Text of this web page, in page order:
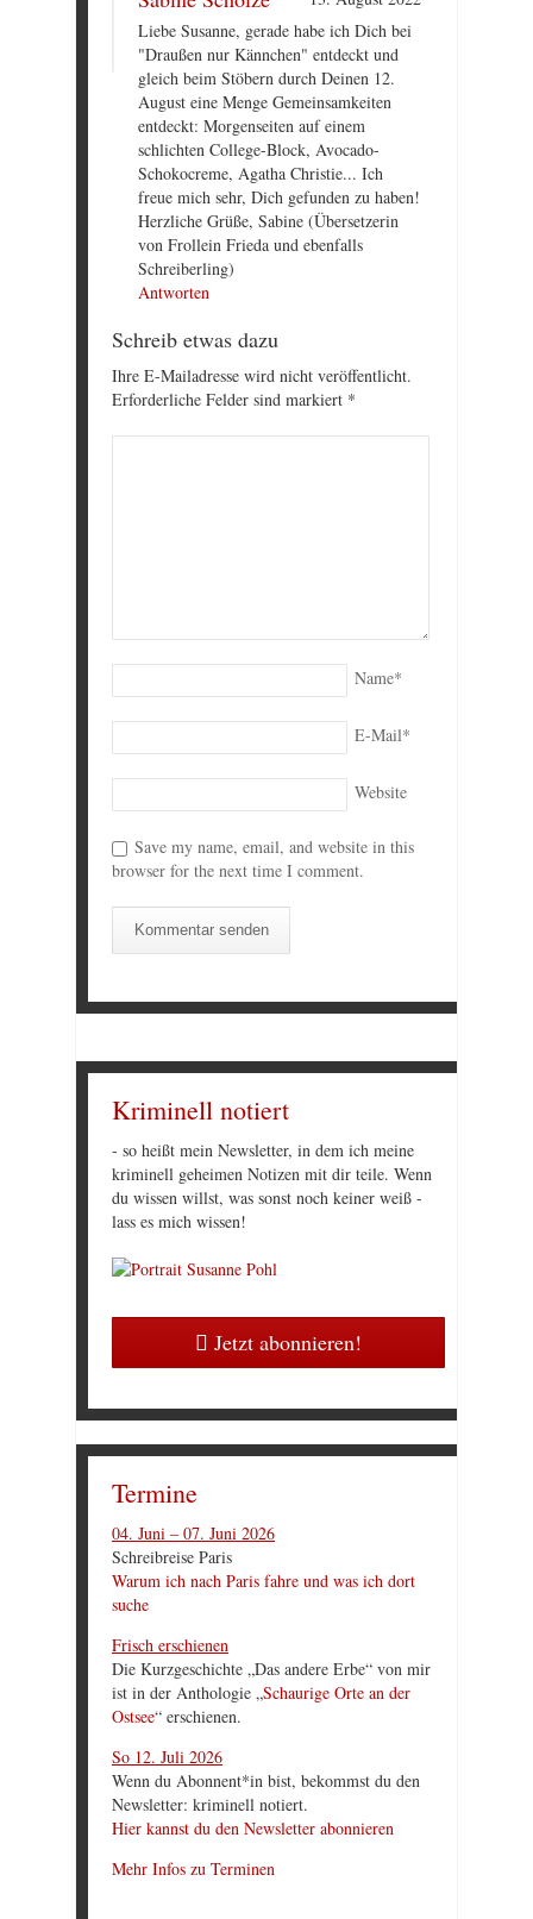
Liebe Susanne, gerade habe ich Dich bei
"Draußen nur Kännchen" entdeckt und
gleich beim Stöbern durch Deinen 12.
August eine Menge Gemeinsamkeiten
entdeckt: Morgenseiten auf einem
schlichten College-Block, Avocado-
Schokocreme, Agatha Christie... Ich
freue mich sehr, Dich gefunden zu haben!
Herzliche Grüße, Sabine (Übersetzerin
von Frollein Frieda und ebenfalls
Schreiberling)
Antworten
Schreib etwas dazu
Ihre E-Mailadresse wird nicht veröffentlicht.
Erforderliche Felder sind markiert *
Name*
E-Mail*
Website
Save my name, email, and website in this
browser for the next time I comment.
Kriminell notiert
- so heißt mein Newsletter, in dem ich meine
kriminell geheimen Notizen mit dir teile. Wenn
du wissen willst, was sonst noch keiner weiß -
lass es mich wissen!
Jetzt abonnieren!
Termine
04. Juni – 07. Juni 2026
Schreibreise Paris
Warum ich nach Paris fahre und was ich dort
suche
Frisch erschienen
Die Kurzgeschichte „Das andere Erbe“ von mir
ist in der Anthologie „Schaurige Orte an der
Ostsee“ erschienen.
So 12. Juli 2026
Wenn du Abonnent*in bist, bekommst du den
Newsletter: kriminell notiert.
Hier kannst du den Newsletter abonnieren
Mehr Infos zu Terminen